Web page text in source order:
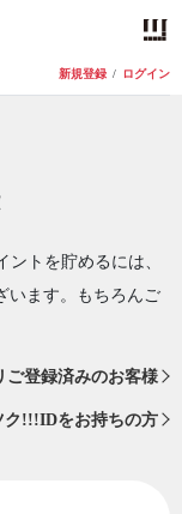
新規登録 / ログイン
トを貯めるには、
います。もちろんご
登録済みのお客様
ク!!!IDをお持ちの方